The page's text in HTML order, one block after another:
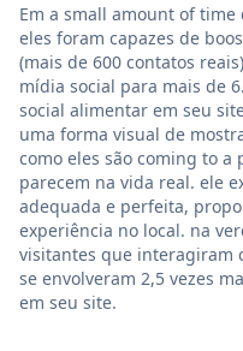
Em a small amount of
eles foram capazes de
(mais de 600 contatos
mídia social para mais de
social alimentar em seu
uma forma visual de
como eles são coming to
parecem na vida real. ele
adequada e perfeita,
experiência no local. na
visitantes que interagiram
se envolveram 2,5 vezes
em seu site.